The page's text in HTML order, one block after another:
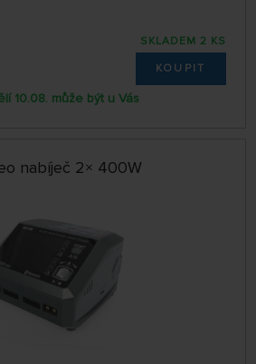
SKLADEM 2 KS
KOUPIT
10.08. může být u Vás
nabíječ 2× 400W